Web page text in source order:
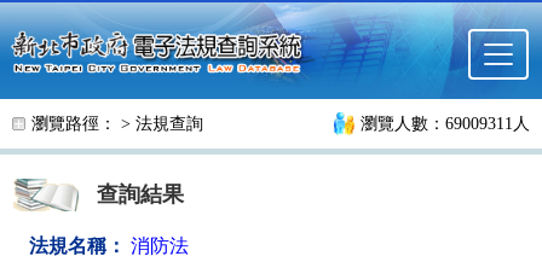
跳至主要內容
瀏覽路徑： > 法規查詢 瀏覽人數：69009311人
查詢結果
法規名稱： 消防法